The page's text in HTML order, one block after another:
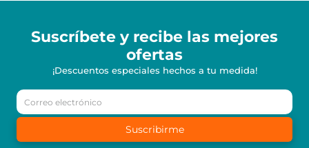
Suscríbete y recibe las mejores
ofertas
¡Descuentos especiales hechos a tu medida!
Suscribirme